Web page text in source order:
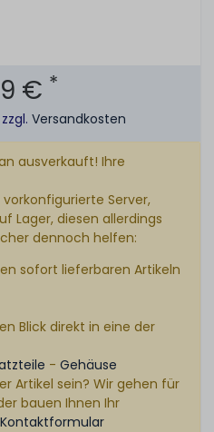
€ *
Versandkosten
ausverkauft! Ihre
Server,
Lager, diesen allerdings
dennoch helfen:
sofort lieferbaren Artikeln
Blick direkt in eine der
- Gehäuse
Artikel sein? Wir gehen für
bauen Ihnen Ihr